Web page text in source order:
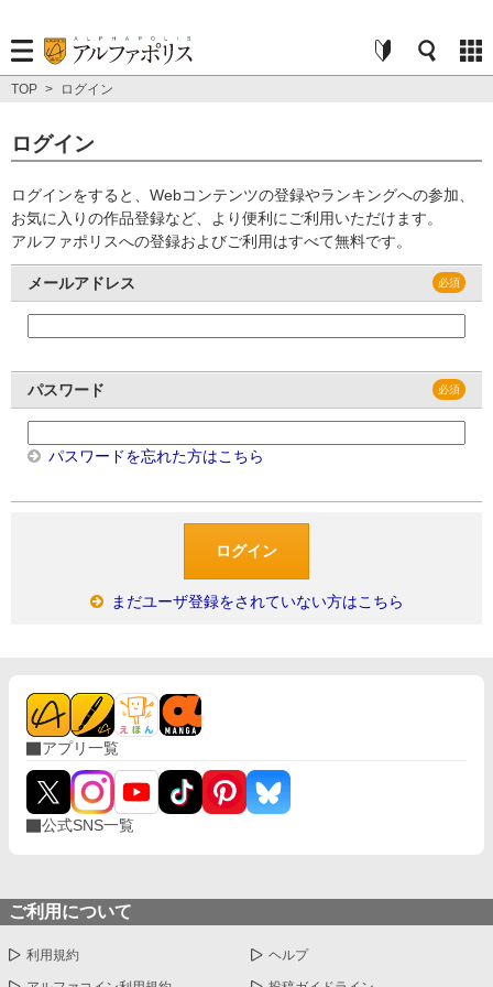
TOP > ログイン
ログイン
ログインをすると、Webコンテンツの登録やランキングへの参加、
お気に入りの作品登録など、より便利にご利用いただけます。
アルファポリスへの登録およびご利用はすべて無料です。
メールアドレス
パスワード
パスワードを忘れた方はこちら
まだユーザ登録をされていない方はこちら
アプリ一覧
公式SNS一覧
ご利用について
利用規約 ヘルプ